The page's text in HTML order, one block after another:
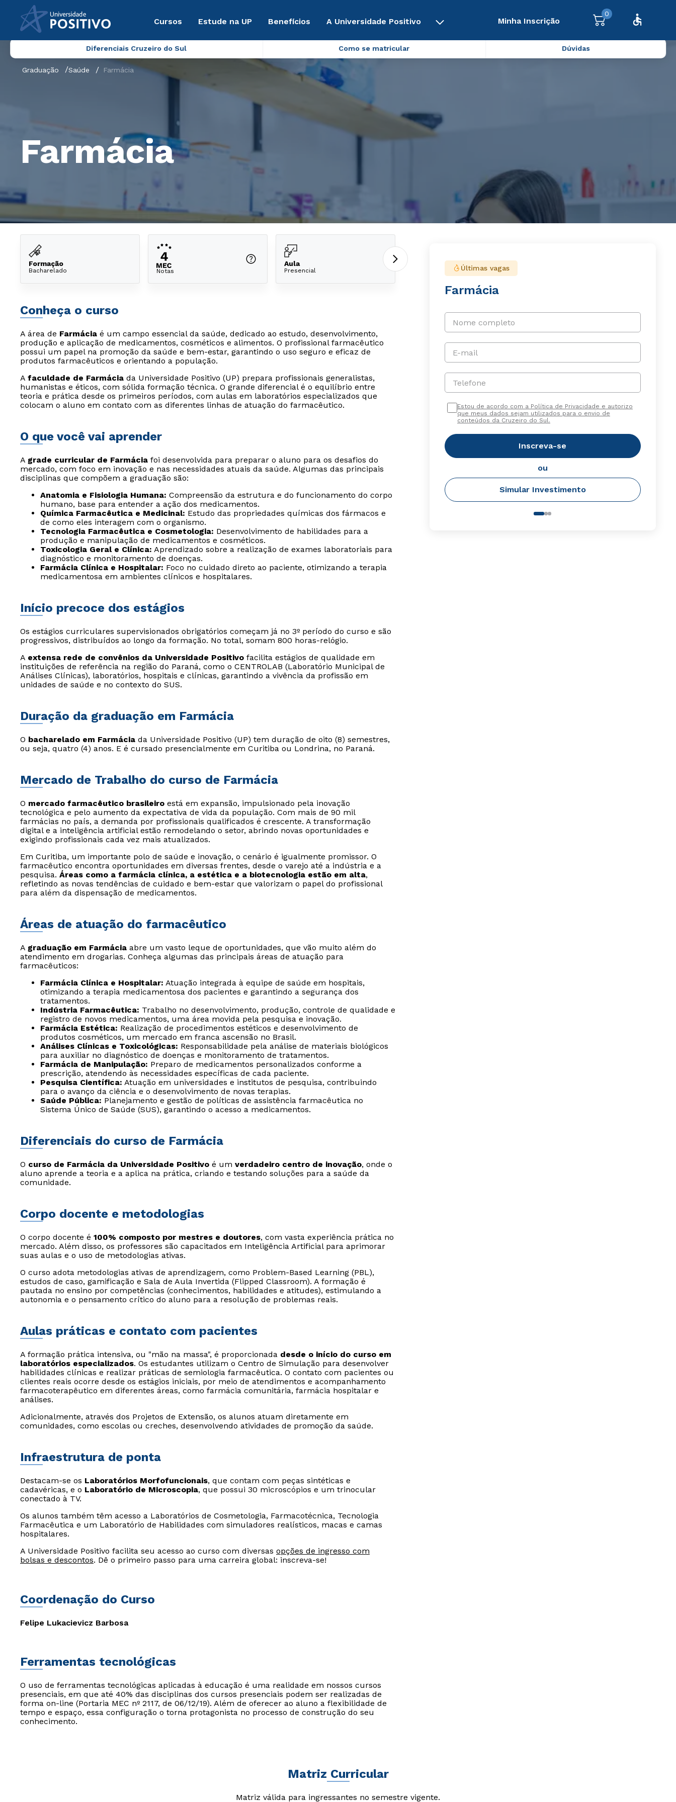
Cursos Estude na UP Benefícios A Universidade Positivo Minha Inscrição
0
Diferenciais Cruzeiro do Sul Como se matricular Dúvidas
Graduação Saúde Farmácia
Farmácia
Formação
Bacharelado Notas
Aula
Presencial
Conheça o curso
A área de Farmácia é um campo essencial da saúde, dedicado ao estudo, desenvolvimento,
produção e aplicação de medicamentos, cosméticos e alimentos. O profissional farmacêutico
possui um papel na promoção da saúde e bem-estar, garantindo o uso seguro e eficaz de
produtos farmacêuticos e orientando a população.
A faculdade de Farmácia da Universidade Positivo (UP) prepara profissionais generalistas,
humanistas e éticos, com sólida formação técnica. O grande diferencial é o equilíbrio entre
teoria e prática desde os primeiros períodos, com aulas em laboratórios especializados que
colocam o aluno em contato com as diferentes linhas de atuação do farmacêutico.
O que você vai aprender
A grade curricular de Farmácia foi desenvolvida para preparar o aluno para os desafios do
mercado, com foco em inovação e nas necessidades atuais da saúde. Algumas das principais
disciplinas que compõem a graduação são:
Anatomia e Fisiologia Humana: Compreensão da estrutura e do funcionamento do corpo
humano, base para entender a ação dos medicamentos.
Química Farmacêutica e Medicinal: Estudo das propriedades químicas dos fármacos e
de como eles interagem com o organismo.
Tecnologia Farmacêutica e Cosmetologia: Desenvolvimento de habilidades para a
produção e manipulação de medicamentos e cosméticos.
Toxicologia Geral e Clínica: Aprendizado sobre a realização de exames laboratoriais para
diagnóstico e monitoramento de doenças.
Farmácia Clínica e Hospitalar: Foco no cuidado direto ao paciente, otimizando a terapia
medicamentosa em ambientes clínicos e hospitalares.
Início precoce dos estágios
Os estágios curriculares supervisionados obrigatórios começam já no 3º período do curso e são
progressivos, distribuídos ao longo da formação. No total, somam 800 horas-relógio.
A extensa rede de convênios da Universidade Positivo facilita estágios de qualidade em
instituições de referência na região do Paraná, como o CENTROLAB (Laboratório Municipal de
Análises Clínicas), laboratórios, hospitais e clínicas, garantindo a vivência da profissão em
unidades de saúde e no contexto do SUS.
Duração da graduação em Farmácia
O bacharelado em Farmácia da Universidade Positivo (UP) tem duração de oito (8) semestres,
ou seja, quatro (4) anos. E é cursado presencialmente em Curitiba ou Londrina, no Paraná.
Mercado de Trabalho do curso de Farmácia
O mercado farmacêutico brasileiro está em expansão, impulsionado pela inovação
tecnológica e pelo aumento da expectativa de vida da população. Com mais de 90 mil
farmácias no país, a demanda por profissionais qualificados é crescente. A transformação
digital e a inteligência artificial estão remodelando o setor, abrindo novas oportunidades e
exigindo profissionais cada vez mais atualizados.
Em Curitiba, um importante polo de saúde e inovação, o cenário é igualmente promissor. O
farmacêutico encontra oportunidades em diversas frentes, desde o varejo até a indústria e a
pesquisa. Áreas como a farmácia clínica, a estética e a biotecnologia estão em alta,
refletindo as novas tendências de cuidado e bem-estar que valorizam o papel do profissional
para além da dispensação de medicamentos.
Áreas de atuação do farmacêutico
A graduação em Farmácia abre um vasto leque de oportunidades, que vão muito além do
atendimento em drogarias. Conheça algumas das principais áreas de atuação para
farmacêuticos:
Farmácia Clínica e Hospitalar: Atuação integrada à equipe de saúde em hospitais,
otimizando a terapia medicamentosa dos pacientes e garantindo a segurança dos
tratamentos.
Indústria Farmacêutica: Trabalho no desenvolvimento, produção, controle de qualidade e
registro de novos medicamentos, uma área movida pela pesquisa e inovação.
Farmácia Estética: Realização de procedimentos estéticos e desenvolvimento de
produtos cosméticos, um mercado em franca ascensão no Brasil.
Análises Clínicas e Toxicológicas: Responsabilidade pela análise de materiais biológicos
para auxiliar no diagnóstico de doenças e monitoramento de tratamentos.
Farmácia de Manipulação: Preparo de medicamentos personalizados conforme a
prescrição, atendendo às necessidades específicas de cada paciente.
Pesquisa Científica: Atuação em universidades e institutos de pesquisa, contribuindo
para o avanço da ciência e o desenvolvimento de novas terapias.
Saúde Pública: Planejamento e gestão de políticas de assistência farmacêutica no
Sistema Único de Saúde (SUS), garantindo o acesso a medicamentos.
Diferenciais do curso de Farmácia
O curso de Farmácia da Universidade Positivo é um verdadeiro centro de inovação, onde o
aluno aprende a teoria e a aplica na prática, criando e testando soluções para a saúde da
comunidade.
Corpo docente e metodologias
O corpo docente é 100% composto por mestres e doutores, com vasta experiência prática no
mercado. Além disso, os professores são capacitados em Inteligência Artificial para aprimorar
suas aulas e o uso de metodologias ativas.
O curso adota metodologias ativas de aprendizagem, como Problem-Based Learning (PBL),
estudos de caso, gamificação e Sala de Aula Invertida (Flipped Classroom). A formação é
pautada no ensino por competências (conhecimentos, habilidades e atitudes), estimulando a
autonomia e o pensamento crítico do aluno para a resolução de problemas reais.
Aulas práticas e contato com pacientes
A formação prática intensiva, ou "mão na massa", é proporcionada desde o início do curso em
laboratórios especializados. Os estudantes utilizam o Centro de Simulação para desenvolver
habilidades clínicas e realizar práticas de semiologia farmacêutica. O contato com pacientes ou
clientes reais ocorre desde os estágios iniciais, por meio de atendimentos e acompanhamento
farmacoterapêutico em diferentes áreas, como farmácia comunitária, farmácia hospitalar e
análises.
Adicionalmente, através dos Projetos de Extensão, os alunos atuam diretamente em
comunidades, como escolas ou creches, desenvolvendo atividades de promoção da saúde.
Infraestrutura de ponta
Destacam-se os Laboratórios Morfofuncionais, que contam com peças sintéticas e
cadavéricas, e o Laboratório de Microscopia, que possui 30 microscópios e um trinocular
conectado à TV.
Os alunos também têm acesso a Laboratórios de Cosmetologia, Farmacotécnica, Tecnologia
Farmacêutica e um Laboratório de Habilidades com simuladores realísticos, macas e camas
hospitalares.
A Universidade Positivo facilita seu acesso ao curso com diversas opções de ingresso com
bolsas e descontos. Dê o primeiro passo para uma carreira global: inscreva-se!
Coordenação do Curso
Felipe Lukacievicz Barbosa
Ferramentas tecnológicas
O uso de ferramentas tecnológicas aplicadas à educação é uma realidade em nossos cursos
presenciais, em que até 40% das disciplinas dos cursos presenciais podem ser realizadas de
forma on-line (Portaria MEC nº 2117, de 06/12/19). Além de oferecer ao aluno a flexibilidade de
tempo e espaço, essa configuração o torna protagonista no processo de construção do seu
conhecimento.
Últimas vagas
Farmácia
Nome completo
E-mail
Telefone
Estou de acordo com a Política de Privacidade e autorizo
que meus dados sejam utilizados para o envio de
conteúdos da Cruzeiro do Sul.
Inscreva-se
ou
Simular Investimento
Matriz Curricular
Matriz válida para ingressantes no semestre vigente.
Rápido e fácil
WhatsApp
ou
Estou de acordo com aPolítica de Privacidade.
Rápido e fácil
WhatsApp
ou
Estou de acordo com aPolítica de Privacidade.